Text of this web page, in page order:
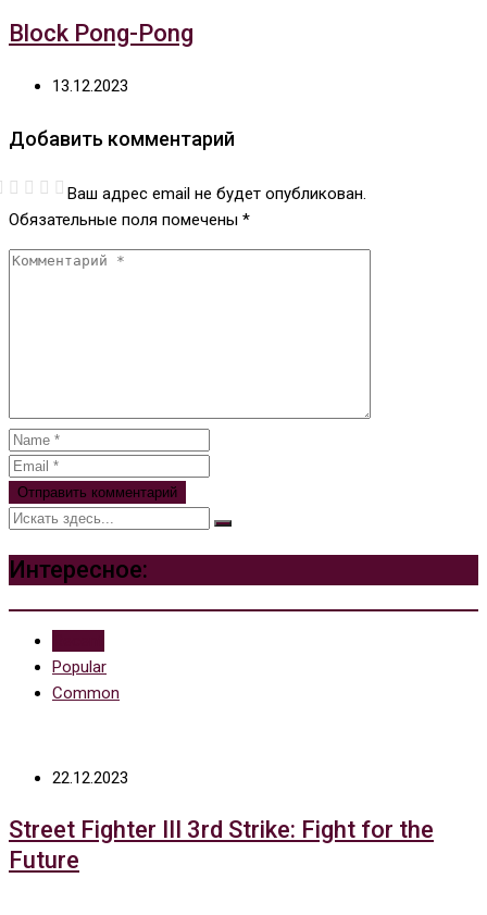
Block Pong-Pong
13.12.2023
Добавить комментарий
Ваш адрес email не будет опубликован.
Обязательные поля помечены *
Интересное:
Popular
Common
22.12.2023
Street Fighter III 3rd Strike: Fight for the
Future